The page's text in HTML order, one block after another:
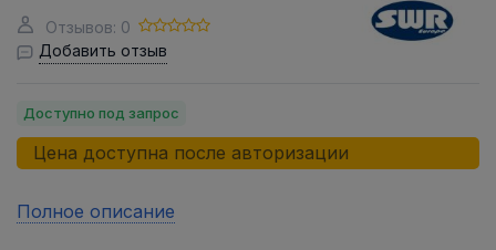
Отзывов: 0
Добавить отзыв
Доступно под запрос
Цена доступна после авторизации
Полное описание